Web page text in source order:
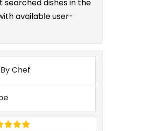
searched dishes in the
available user-
Chef